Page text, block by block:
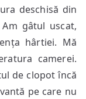
deschisă din
gâtul uscat,
hârtiei. Mă
camerei.
de clopot încă
pe care nu